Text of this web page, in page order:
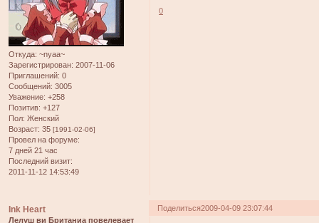
Откуда: ~nyaa~
Зарегистрирован: 2007-11-06
Приглашений: 0
Сообщений: 3005
Уважение: +258
Позитив: +127
Пол: Женский
Возраст: 35 [1991-02-06]
Провел на форуме:
7 дней 21 час
Последний визит:
2011-11-12 14:53:49
0
Поделиться2009-04-09 23:07:44
Ink Heart
Лелуш ви Британиа повелевает